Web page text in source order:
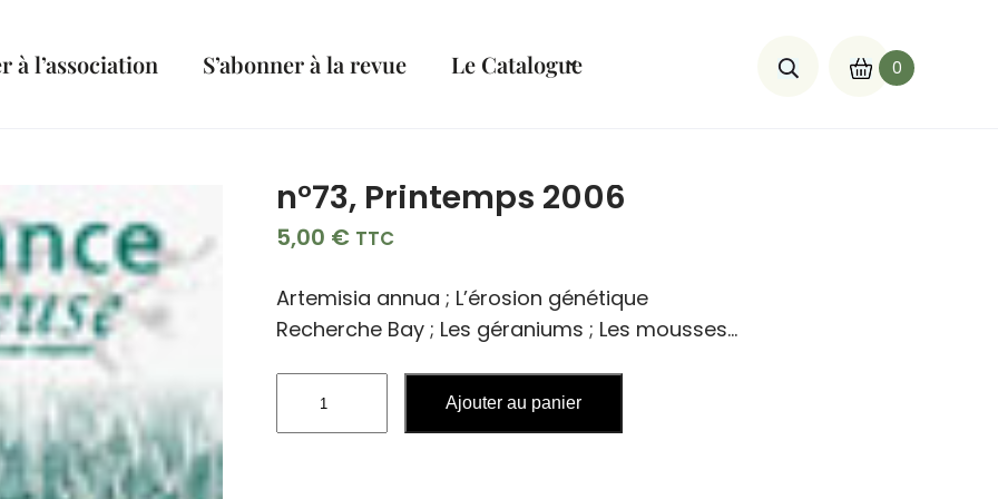
à l’association S’abonner à la revue Le Catalogue 0
n°73, Printemps 2006
5,00 € TTC
Artemisia annua ; L’érosion génétique
Recherche Bay ; Les géraniums ; Les mousses…
n°73,
Ajouter au panier